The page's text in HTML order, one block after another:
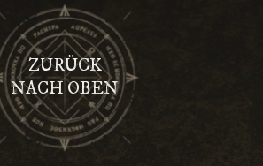
ZURÜCK
NACH OBEN